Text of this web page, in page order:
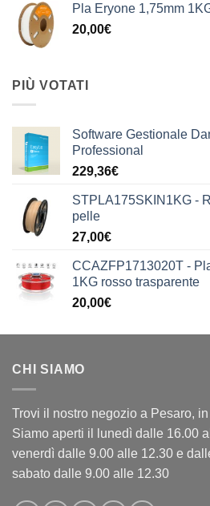
Pla Eryone 1,75mm
20,00€
PIÙ VOTATI
Software Gestionale
Professional
229,36€
STPLA175SKIN1KG -
pelle
27,00€
CCAZFP1713020T -
1KG rosso trasparente
20,00€
CHI SIAMO
Trovi il nostro negozio a Pesaro,
Siamo aperti il lunedì dalle 16.00
venerdì dalle 9.00 alle 12.30 e
sabato dalle 9.00 alle 12.30